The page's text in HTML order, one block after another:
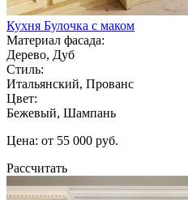
Кухня Булочка с маком
Материал фасада:
Дерево, Дуб
Стиль:
Итальянский, Прованс
Цвет:
Бежевый, Шампань
Цена: от 55 000 руб.
Рассчитать